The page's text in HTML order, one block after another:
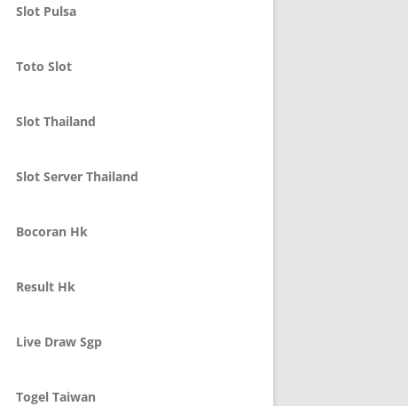
Slot Pulsa
Toto Slot
Slot Thailand
Slot Server Thailand
Bocoran Hk
Result Hk
Live Draw Sgp
Togel Taiwan